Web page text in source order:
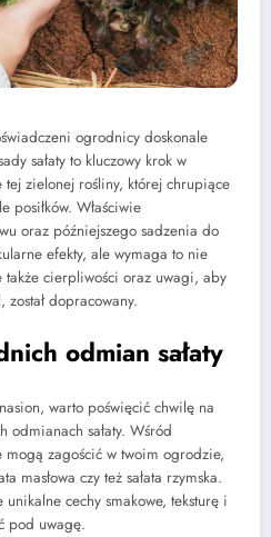
ogrodnicy doskonale
sałaty to kluczowy krok w
zielonej rośliny, której chrupiące
posiłków. Właściwie
oraz późniejszego sadzenia do
efekty, ale wymaga to nie
cierpliwości oraz uwagi, aby
dopracowany.
odmian sałaty
warto poświęcić chwilę na
odmianach sałaty. Wśród
zagościć w twoim ogrodzie,
masłowa czy też sałata rzymska.
cechy smakowe, teksturę i
pod uwagę.